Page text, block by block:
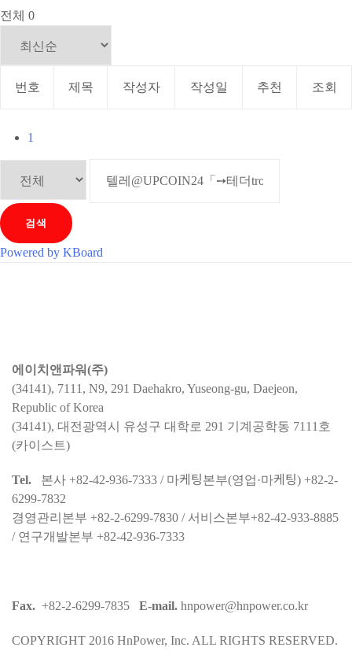
전체 0
번호 제목 작성자 작성일 추천 조회
1
검색
Powered by KBoard
에이치앤파워(주)
(34141), 7111, N9, 291 Daehakro, Yuseong-gu, Daejeon,
Republic of Korea
(34141), 대전광역시 유성구 대학로 291 기계공학동 7111호
(카이스트)
Tel. 본사 +82-42-936-7333 / 마케팅본부(영업·마케팅) +82-2-
6299-7832
경영관리본부 +82-2-6299-7830 / 서비스본부+82-42-933-8885
/ 연구개발본부 +82-42-936-7333
Fax. +82-2-6299-7835 E-mail. hnpower@hnpower.co.kr
COPYRIGHT 2016 HnPower, Inc. ALL RIGHTS RESERVED.